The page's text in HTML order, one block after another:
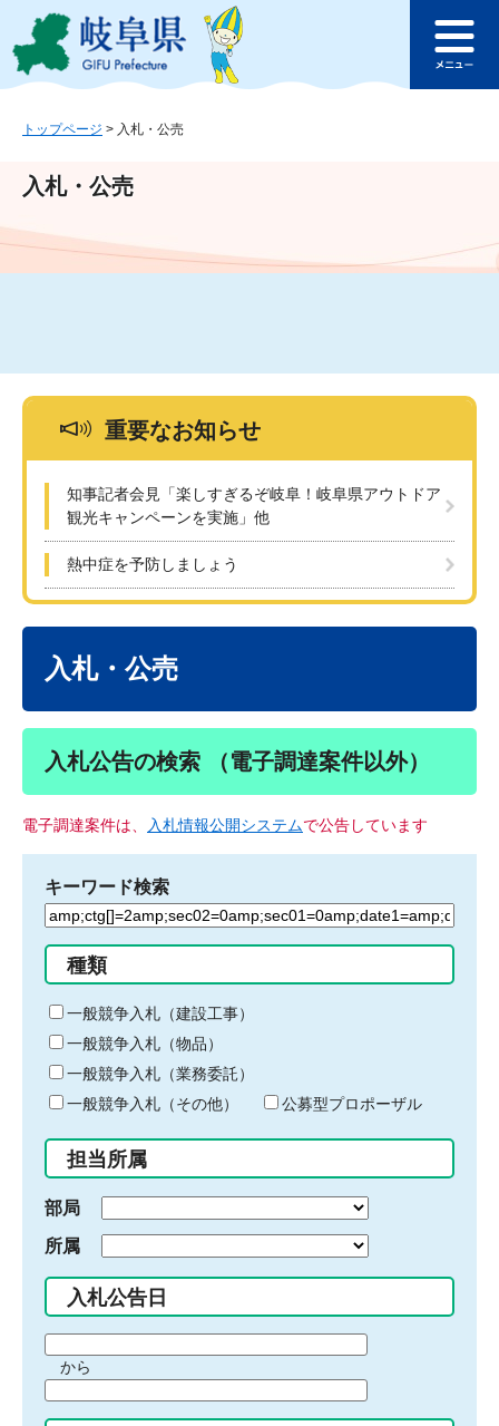
ジ
ュ
文
このページの本文へ
ュ
トップページ > 入札・公売
入札・公売
重要なお知らせ
知事記者会見「楽しすぎるぞ岐阜！岐阜県アウトドア
観光キャンペーンを実施」他
熱中症を予防しましょう
入札・公売
入札公告の検索 （電子調達案件以外）
電子調達案件は、 入札情報公開システムで公告しています
キーワード検索
検
る
キ
ー
ワ
ー
ド
入
力
種類
一般競争入札（建設工事）
一般競争入札（物品）
一般競争入札（業務委託）
一般競争入札（その他）
公募型プロポーザル
担当所属
部局
所属
入札公告日
間
始
から
間